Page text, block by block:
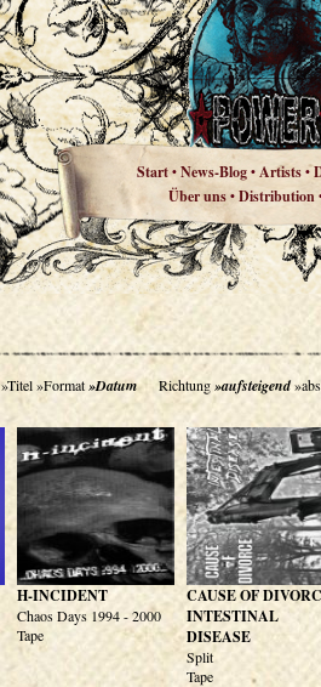
Start•News-Blog•Artists•
Über uns•Distribution
»Titel»Format»Datum Richtung»aufsteigend
H-INCIDENT
Chaos Days 1994 - 2000
Tape
CAUSE OF
INTESTINAL
DISEASE
Split
Tape